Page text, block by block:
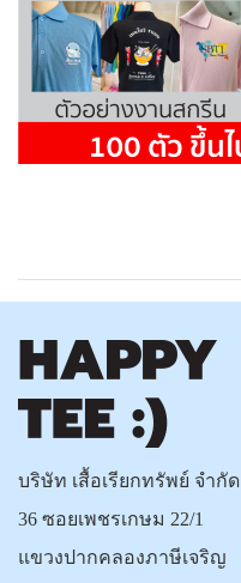
บริษัท เสื้อเรียกทรัพย์ จำกัด
36 ซอยเพชรเกษม 22/1
แขวงปากคลองภาษีเจริญ